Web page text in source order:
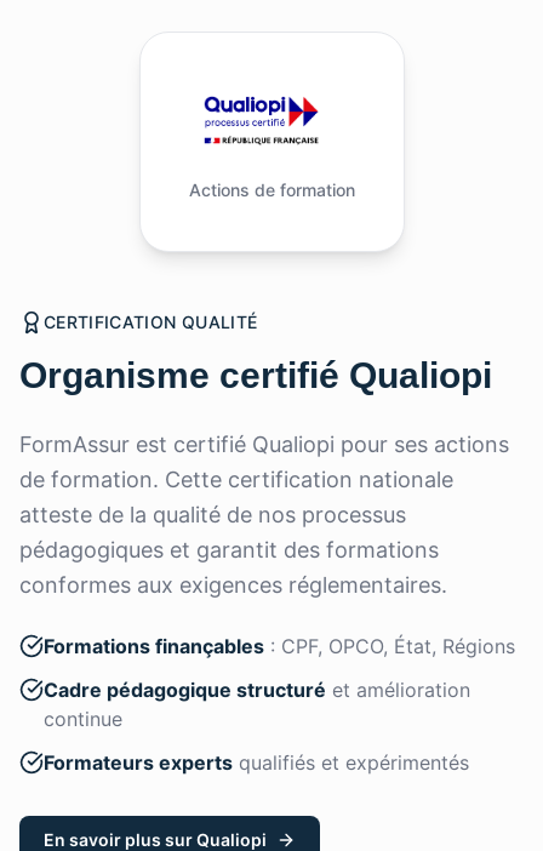
CERTIFICATION QUALITÉ
Organisme certifié Qualiopi
FormAssur est certifié Qualiopi pour ses actions
de formation. Cette certification nationale
atteste de la qualité de nos processus
pédagogiques et garantit des formations
conformes aux exigences réglementaires.
Formations finançables : CPF, OPCO, État, Régions
Cadre pédagogique structuré et amélioration
continue
Formateurs experts qualifiés et expérimentés
En savoir plus sur Qualiopi
Actions de formation